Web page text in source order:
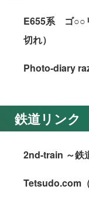
E655系 ゴ○○
切れ）
Photo-diary
鉄道リンク
2nd-train ～鉄
Tetsudo.com